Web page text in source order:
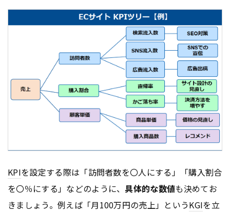
KPIを設定する際は「訪問者数を〇人にする」「購入割合
を〇％にする」などのように、具体的な数値も決めてお
きましょう。例えば「月100万円の売上」というKGIを立